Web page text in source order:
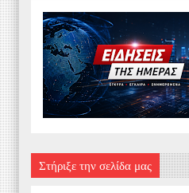
Στήριξε την σελίδα μας